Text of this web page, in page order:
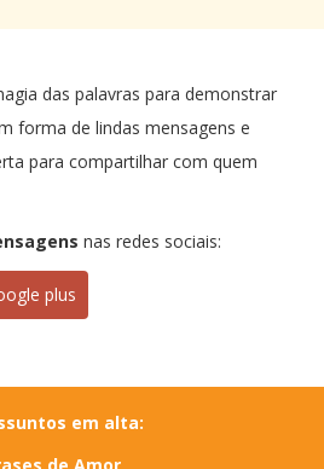
das palavras para demonstrar
forma de lindas mensagens e
para compartilhar com quem
nas redes sociais:
plus
em alta: